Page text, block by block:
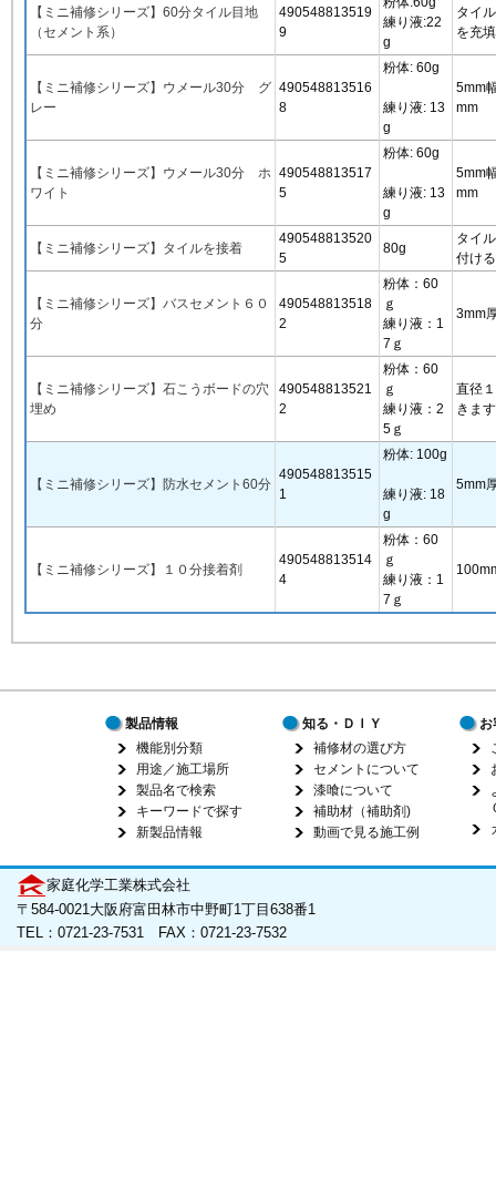
【ミニ補修シリーズ】60分タイル目地
（セメント系）
490548813519
9
練り液:22
g
タイ
を充
【ミニ補修シリーズ】ウメール30分 グ
レー
490548813516
8
粉体: 60g
練り液: 13
g
5mm
mm
【ミニ補修シリーズ】ウメール30分 ホ
ワイト
490548813517
5
粉体: 60g
練り液: 13
g
5mm
mm
【ミニ補修シリーズ】タイルを接着
490548813520
5
80g
タイ
付け
【ミニ補修シリーズ】バスセメント６０
分
490548813518
2
粉体：60
ｇ
練り液：1
7ｇ
3mm
【ミニ補修シリーズ】石こうボードの穴
埋め
490548813521
2
粉体：60
ｇ
練り液：2
5ｇ
直径
きます
【ミニ補修シリーズ】防水セメント60分
490548813515
1
粉体: 100g
練り液: 18
g
5mm
【ミニ補修シリーズ】１０分接着剤
490548813514
4
粉体：60
ｇ
練り液：1
7ｇ
製品情報
機能別分類
用途／施工場所
製品名で検索
キーワードで探す
新製品情報
知る・ＤＩＹ
補修材の選び方
セメントについて
漆喰について
補助材（補助剤)
動画で見る施工例
お
家庭化学工業株式会社
〒584-0021大阪府富田林市中野町1丁目638番1
TEL：0721-23-7531 FAX：0721-23-7532